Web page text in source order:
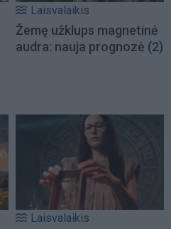
Laisvalaikis
Žemę užklups magnetinė
audra: nauja prognozė (2)
Laisvalaikis